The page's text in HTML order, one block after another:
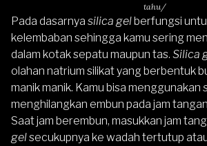
tahu/
Pada dasarnya silica gelberfungsi
kelembaban sehingga kamu sering
dalam kotak sepatu maupun tas. Silica
olahan natrium silikat yang berbentuk
manik manik. Kamu bisa menggunakan
menghilangkan embun pada jam
Saat jam berembun, masukkan jam
gelsecukupnya ke wadah tertutup